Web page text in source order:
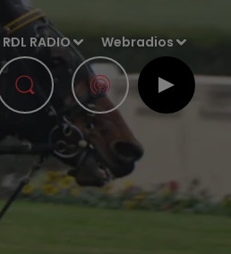
RDL RADIO Webradios